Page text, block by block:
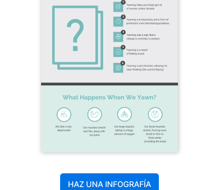
HAZ UNA INFOGRAFÍA